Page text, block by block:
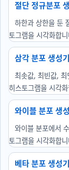
절단 정규분포
하한과 상한을 둔
토그램을 시각화합
삼각 분포 생
최솟값, 최빈값,
히스토그램을 시각
와이블 분포 생
와이블 분포에서
토그램을 시각화합
베타 분포 생성